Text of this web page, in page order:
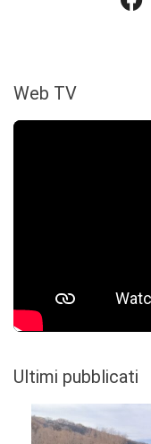
Web TV
Ultimi pubblicati